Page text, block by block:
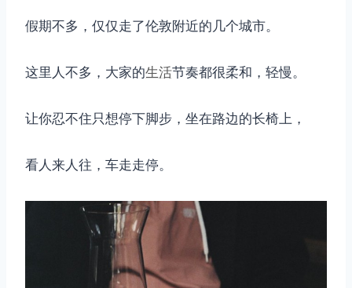
假期不多，仅仅走了伦敦附近的几个城市。
这里人不多，大家的生活节奏都很柔和，轻慢。
让你忍不住只想停下脚步，坐在路边的长椅上，
看人来人往，车走走停。